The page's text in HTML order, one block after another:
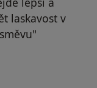
laskavost v
byl odstraněn